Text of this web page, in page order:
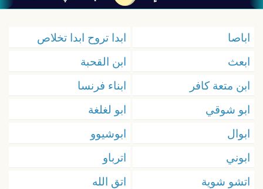
اباصا
ابدا تروح ابدا تخلاص
ابعث
ابن القحبة
ابن متعة كافر
ابناء فرنسا
ابو شوقي
ابو لغلغة
ابوال
ابوشيوو
ابوني
اترباو
اتشو شوية
اتق الله